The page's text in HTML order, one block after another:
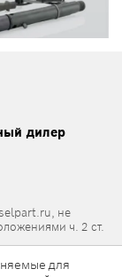
дилер
не
ч. 2 ст.
для